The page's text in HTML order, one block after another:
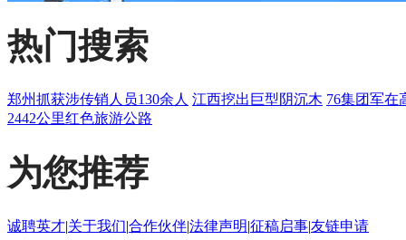
热门搜索
郑州抓获涉传销人员130余人 江西挖出巨型阴沉木 76集团军在
2442公里红色旅游公路
为您推荐
诚聘英才|关于我们|合作伙伴|法律声明|征稿启事|友链申请